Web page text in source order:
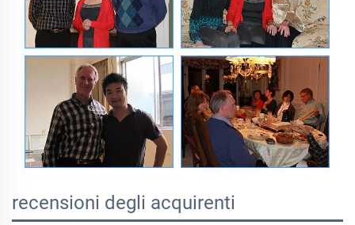
recensioni degli acquirenti